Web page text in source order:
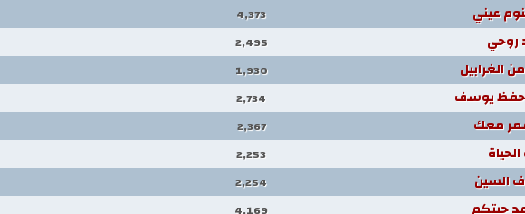
عيني 4,373
روحي 2,495
الغرابيل 1,930
حفظ يوسف 2,734
معك 2,367
2,253
السين 2,254
جيتكم